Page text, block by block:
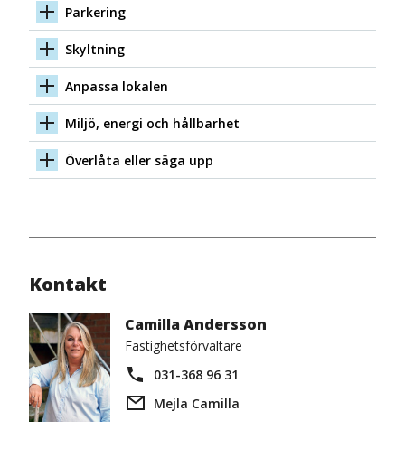
Parkering
Skyltning
Anpassa lokalen
Miljö, energi och hållbarhet
Överlåta eller säga upp
Kontakt
Camilla Andersson
Fastighetsförvaltare
031-368 96 31
Mejla Camilla